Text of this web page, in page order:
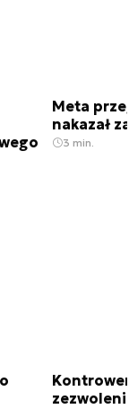
Meta
nakazał
3 min.